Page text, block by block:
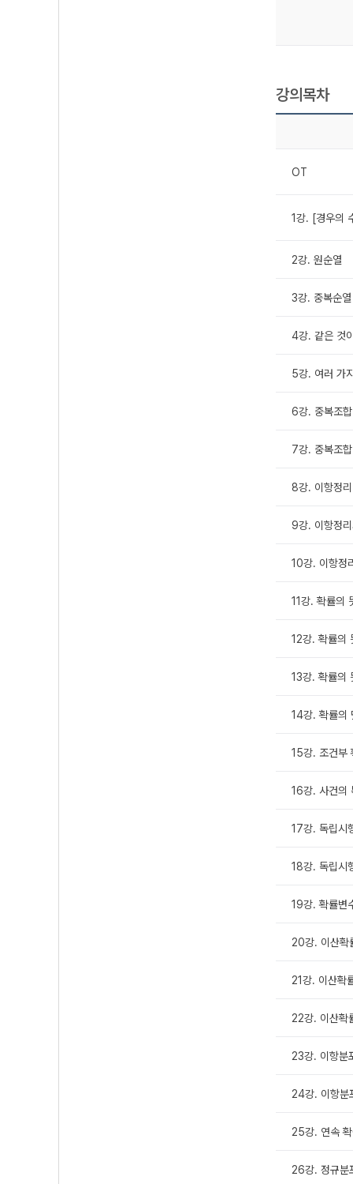
강의목차
OT
1강. [경우의
2강. 원순열
3강. 중복순열
4강. 같은 것
5강. 여러 가
6강. 중복조합
7강. 중복조
8강. 이항정리
9강. 이항정
10강. 이항정
11강. 확률의
12강. 확률의
13강. 확률의
14강. 확률의
15강. 조건부
16강. 사건의
17강. 독립시
18강. 독립시
19강. 확률변
20강. 이산확
21강. 이산확
22강. 이산확
23강. 이항분
24강. 이항분
25강. 연속
26강. 정규분